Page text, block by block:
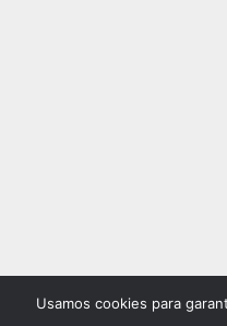
Usamos cookies para